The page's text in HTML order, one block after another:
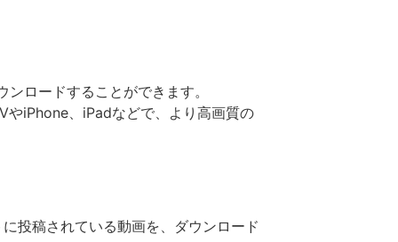
ロードすることができます。
iPhone、iPadなどで、より高画質の
投稿されている動画を、ダウンロード